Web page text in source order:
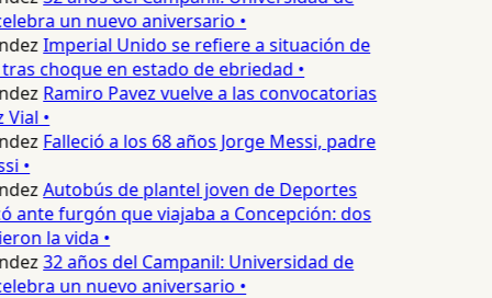
un nuevo aniversario •
Imperial Unido se refiere a situación de
choque en estado de ebriedad •
Ramiro Pavez vuelve a las convocatorias
•
Falleció a los 68 años Jorge Messi, padre
•
Autobús de plantel joven de Deportes
ante furgón que viajaba a Concepción: dos
la vida •
32 años del Campanil: Universidad de
un nuevo aniversario •